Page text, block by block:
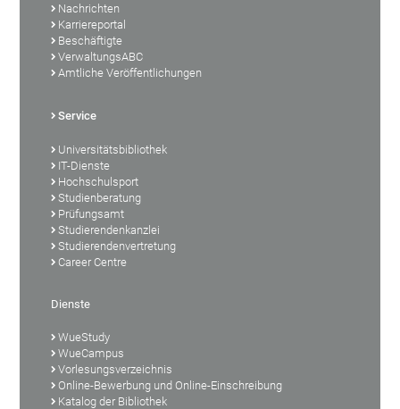
Nachrichten
Karriereportal
Beschäftigte
VerwaltungsABC
Amtliche Veröffentlichungen
Service
Universitätsbibliothek
IT-Dienste
Hochschulsport
Studienberatung
Prüfungsamt
Studierendenkanzlei
Studierendenvertretung
Career Centre
Dienste
WueStudy
WueCampus
Vorlesungsverzeichnis
Online-Bewerbung und Online-Einschreibung
Katalog der Bibliothek